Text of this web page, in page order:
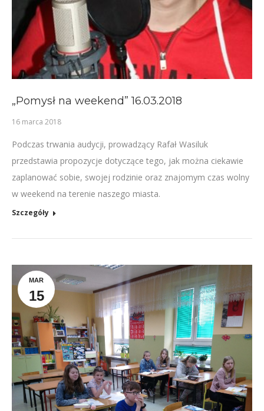
„Pomysł na weekend” 16.03.2018
16 marca 2018
Podczas trwania audycji, prowadzący Rafał Wasiluk
przedstawia propozycje dotyczące tego, jak można ciekawie
zaplanować sobie, swojej rodzinie oraz znajomym czas wolny
w weekend na terenie naszego miasta.
Szczegóły
MAR
15